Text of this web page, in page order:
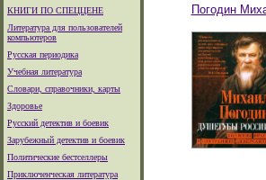
КНИГИ ПО СПЕЦЦЕНЕ
Литература для пользователей
компьютеров
Русская периодика
Учебная литература
Словари, справочники, карты
Здоровье
Русский детектив и боевик
Зарубежный детектив и боевик
Политические бестселлеры
Приключенческая литература
Погодин